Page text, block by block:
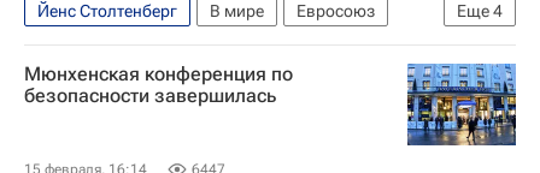
Еще4
Йенс Столтенберг В мире
Евросоюз
Хорватия
Норвегия
Андрей Пленкович
НАТО
Мюнхенская конференция по
безопасности завершилась
15 февраля, 16:14 6447